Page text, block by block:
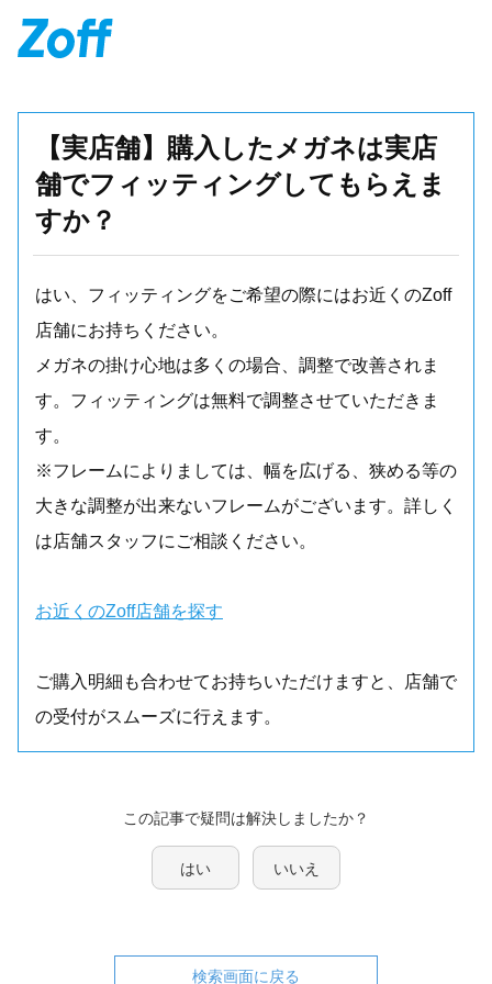
【実店舗】購入したメガネは実店
舗でフィッティングしてもらえま
すか？
はい、フィッティングをご希望の際にはお近くのZoff
店舗にお持ちください。
メガネの掛け心地は多くの場合、調整で改善されま
す。フィッティングは無料で調整させていただきま
す。
※フレームによりましては、幅を広げる、狭める等の
大きな調整が出来ないフレームがございます。詳しく
は店舗スタッフにご相談ください。
お近くのZoff店舗を探す
ご購入明細も合わせてお持ちいただけますと、店舗で
の受付がスムーズに行えます。
この記事で疑問は解決しましたか？
はい いいえ
検索画面に戻る